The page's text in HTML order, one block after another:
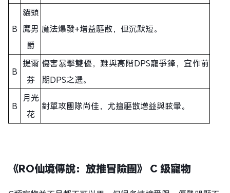
B
貓頭
鷹男
爵
魔法爆發+增益驅散，但沉默短。
B
提爾
芬
傷害暴擊雙優，難與高階DPS寵爭鋒，宜作前
期DPS之選。
B
月光
花
對單攻團隊尚佳，尤擅驅散增益與眩暈。
《RO仙境傳說：放推冒險團》 C 級寵物